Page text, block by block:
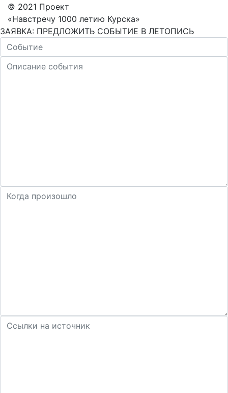
© 2021 Проект
«Навстречу 1000 летию Курска»
ЗАЯВКА: ПРЕДЛОЖИТЬ СОБЫТИЕ В ЛЕТОПИСЬ